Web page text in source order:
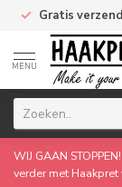
Gratis
MENU
WIJ GAAN
verder met